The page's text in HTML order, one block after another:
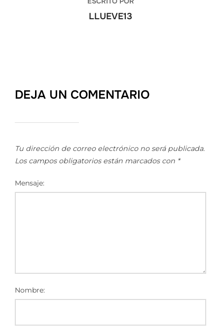
LLUEVE13
DEJA UN COMENTARIO
Tu dirección de correo electrónico no será publicada.
Los campos obligatorios están marcados con *
Mensaje:
Nombre: